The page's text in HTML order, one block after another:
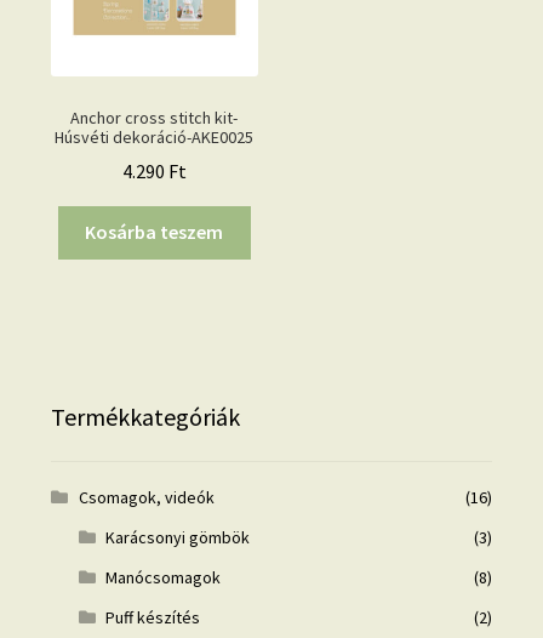
Anchor cross stitch kit-
Húsvéti dekoráció-AKE0025
4.290 Ft
Kosárba teszem
Termékkategóriák
Csomagok, videók
(16)
Karácsonyi gömbök
(3)
Manócsomagok
(8)
Puff készítés
(2)